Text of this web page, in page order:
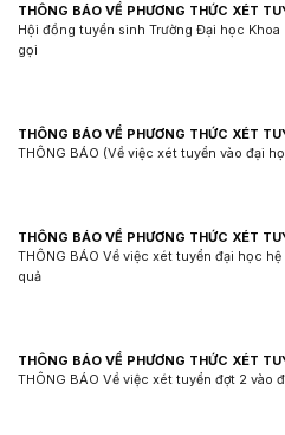
THÔNG BÁO VỀ PHƯƠNG THỨC XÉT
Hội đồng tuyển sinh Trường Đại học
gọi
THÔNG BÁO VỀ PHƯƠNG THỨC XÉT
THÔNG BÁO (Về việc xét tuyển vào đại
THÔNG BÁO VỀ PHƯƠNG THỨC XÉT
THÔNG BÁO Về việc xét tuyển đại học
quả
THÔNG BÁO VỀ PHƯƠNG THỨC XÉT
THÔNG BÁO Về việc xét tuyển đợt 2 vào